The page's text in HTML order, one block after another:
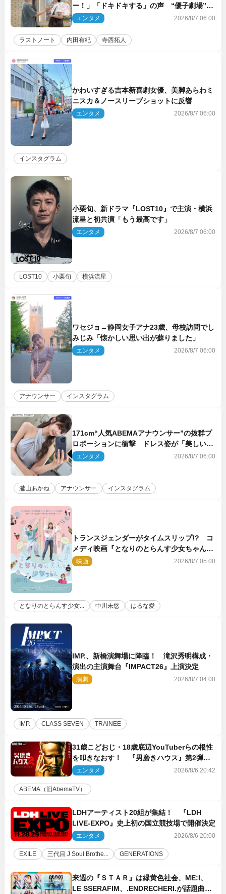
ー！」「ドキドキする」の声 “優子劇場”も
話題
エンタメ 2026/8/7 06:00
ラストノート 内田有紀 寺西拓人
かわいすぎる吉本新喜劇女優、美脚あらわミ
ニスカ＆ノースリーブショットに反響
エンタメ 2026/8/7 06:00
インスタグラム
小栗旬、新ドラマ『LOST10』で主演・横浜
流星と初共演「もう最高です」
エンタメ 2026/8/7 06:00
LOST10 小栗旬 横浜流星
ワセジョ→静岡女子アナ23歳、母校訪問でし
みじみ「懐かしい思い出が蘇りました」
エンタメ 2026/8/7 06:00
アナウンサー インスタグラム
171cm“人気ABEMAアナウンサー”の抜群プ
ロポーションに衝撃 ドレス姿が「美しい」
「品がありすぎる」
エンタメ 2026/8/7 06:00
瀧山あかね アナウンサー インスタグラム
トランスジェンダーがタイムスリップ!? コ
メディ映画『となりのとらんす少女ちゃん』
11.7公開決定
映画 2026/8/7 05:00
となりのとらんす少女... 中川未悠 はるな愛
IMP.、新橋演舞場に降臨！ 滝沢秀明構成・
演出の主演舞台『IMPACT26』上演決定
演劇 2026/8/7 04:00
IMP. CLASS SEVEN TRAINEE
31歳こどおじ・18歳底辺YouTuberらの根性
を叩きなおす！ 『男磨きハウス』第2弾コ
ーチ陣発表
エンタメ 2026/8/6 20:42
ABEMA（旧AbemaTV）
LDHアーティスト20組が集結！ 『LDH
LIVE‐EXPO』史上初の国立競技場で開催決定
エンタメ 2026/8/6 20:00
EXILE 三代目 J Soul Brothe... GENERATIONS
来週の『ＳＴＡＲ』は緑黄色社会、ME:I、
LE SSERAFIM、.ENDRECHERI.が話題曲を